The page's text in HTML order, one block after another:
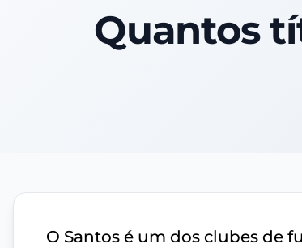
Quantos
O Santos é um dos clubes de